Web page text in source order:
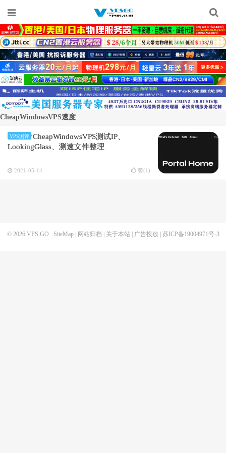
CheapWindowsVPS速度
VPS测评
CheapWindowsVPS测试IP、
LookingGlass、测速文件整理
2021-05-14 赞(1 )
© 2026 VPS GO SiteMap| 网站归档 | 关于本站| 广告投放| 苏ICP备19004971号-3